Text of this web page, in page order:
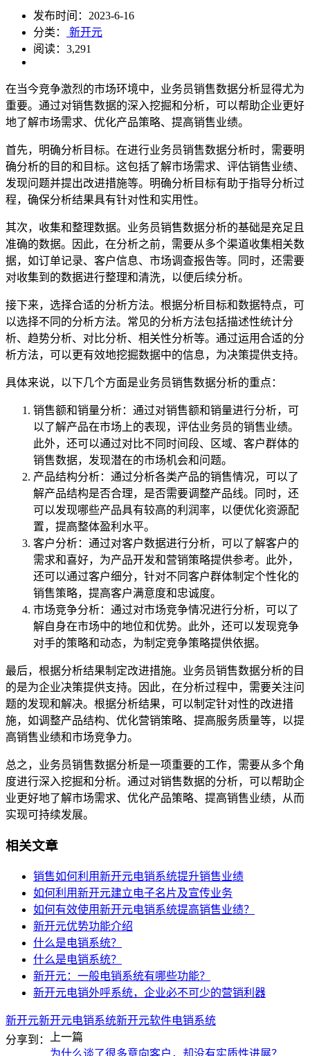
发布时间：2023-6-16
分类：
新开元
阅读：3,291
在当今竞争激烈的市场环境中，业务员销售数据分析显得尤为
重要。通过对销售数据的深入挖掘和分析，可以帮助企业更好
地了解市场需求、优化产品策略、提高销售业绩。
首先，明确分析目标。在进行业务员销售数据分析时，需要明
确分析的目的和目标。这包括了解市场需求、评估销售业绩、
发现问题并提出改进措施等。明确分析目标有助于指导分析过
程，确保分析结果具有针对性和实用性。
其次，收集和整理数据。业务员销售数据分析的基础是充足且
准确的数据。因此，在分析之前，需要从多个渠道收集相关数
据，如订单记录、客户信息、市场调查报告等。同时，还需要
对收集到的数据进行整理和清洗，以便后续分析。
接下来，选择合适的分析方法。根据分析目标和数据特点，可
以选择不同的分析方法。常见的分析方法包括描述性统计分
析、趋势分析、对比分析、相关性分析等。通过运用合适的分
析方法，可以更有效地挖掘数据中的信息，为决策提供支持。
具体来说，以下几个方面是业务员销售数据分析的重点：
销售额和销量分析：通过对销售额和销量进行分析，可
以了解产品在市场上的表现，评估业务员的销售业绩。
此外，还可以通过对比不同时间段、区域、客户群体的
销售数据，发现潜在的市场机会和问题。
产品结构分析：通过分析各类产品的销售情况，可以了
解产品结构是否合理，是否需要调整产品线。同时，还
可以发现哪些产品具有较高的利润率，以便优化资源配
置，提高整体盈利水平。
客户分析：通过对客户数据进行分析，可以了解客户的
需求和喜好，为产品开发和营销策略提供参考。此外，
还可以通过客户细分，针对不同客户群体制定个性化的
销售策略，提高客户满意度和忠诚度。
市场竞争分析：通过对市场竞争情况进行分析，可以了
解自身在市场中的地位和优势。此外，还可以发现竞争
对手的策略和动态，为制定竞争策略提供依据。
最后，根据分析结果制定改进措施。业务员销售数据分析的目
的是为企业决策提供支持。因此，在分析过程中，需要关注问
题的发现和解决。根据分析结果，可以制定针对性的改进措
施，如调整产品结构、优化营销策略、提高服务质量等，以提
高销售业绩和市场竞争力。
总之，业务员销售数据分析是一项重要的工作，需要从多个角
度进行深入挖掘和分析。通过对销售数据的分析，可以帮助企
业更好地了解市场需求、优化产品策略、提高销售业绩，从而
实现可持续发展。
相关文章
销售如何利用新开元电销系统提升销售业绩
如何利用新开元建立电子名片及宣传业务
如何有效使用新开元电销系统提高销售业绩？
新开元优势功能介绍
什么是电销系统？
什么是电销系统？
新开元：一般电销系统有哪些功能？
新开元电销外呼系统，企业必不可少的营销利器
新开元新开元电销系统新开元软件电销系统
分享到：
上一篇
为什么谈了很多意向客户，却没有实质性进展？